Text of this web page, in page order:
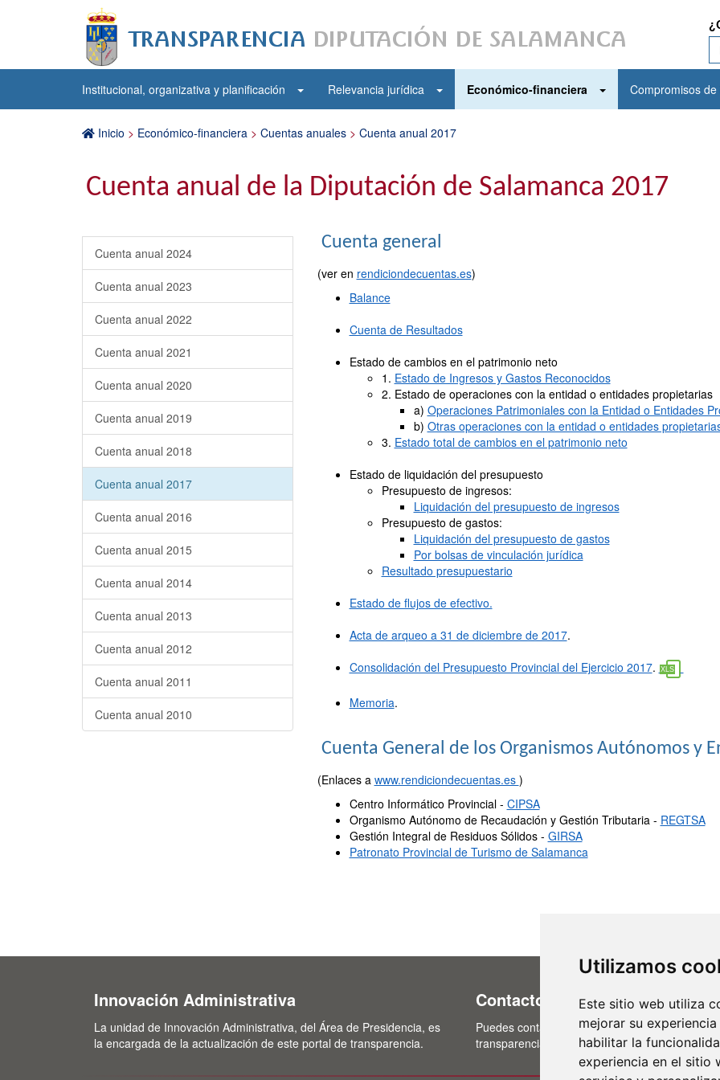
Utilizamos
Este sitio web utiliza
mejorar su
habilitar la
experiencia en el sitio
Institucional, organizativa y planificación Relevancia jurídica Económico-financiera Compromisos
Inicio > Económico-financiera > Cuentas anuales > Cuenta anual 2017
Cuenta anual de la Diputación de Salamanca 2017
Cuenta anual 2024
Cuenta anual 2023
Cuenta anual 2022
Cuenta anual 2021
Cuenta anual 2020
Cuenta anual 2019
Cuenta anual 2018
Cuenta anual 2017
Cuenta anual 2016
Cuenta anual 2015
Cuenta anual 2014
Cuenta anual 2013
Cuenta anual 2012
Cuenta anual 2011
Cuenta anual 2010
Cuenta general
(ver en rendiciondecuentas.es)
Balance
Cuenta de Resultados
Estado de cambios en el patrimonio neto
1. Estado de Ingresos y Gastos Reconocidos
2. Estado de operaciones con la entidad o entidades propietarias
a) Operaciones Patrimoniales con la Entidad o Entidades
b) Otras operaciones con la entidad o entidades
3. Estado total de cambios en el patrimonio neto
Estado de liquidación del presupuesto
Presupuesto de ingresos:
Liquidación del presupuesto de ingresos
Presupuesto de gastos:
Liquidación del presupuesto de gastos
Por bolsas de vinculación jurídica
Resultado presupuestario
Estado de flujos de efectivo.
Acta de arqueo a 31 de diciembre de 2017.
Consolidación del Presupuesto Provincial del Ejercicio 2017.
Memoria.
Cuenta General de los Organismos Autónomos y
(Enlaces a www.rendiciondecuentas.es )
Centro Informático Provincial - CIPSA
Organismo Autónomo de Recaudación y Gestión Tributaria - REGTSA
Gestión Integral de Residuos Sólidos - GIRSA
Patronato Provincial de Turismo de Salamanca
Innovación Administrativa
La unidad de Innovación Administrativa, del Área de Presidencia, es
la encargada de la actualización de este portal de transparencia.
Contacto
Puedes contactar con nosotros a través del
transparencia@lasalina.es